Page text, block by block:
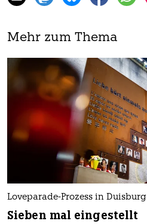
Mehr zum Thema
Loveparade-Prozess in Duisburg
Sieben mal eingestellt